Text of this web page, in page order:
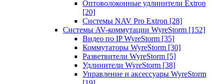
Оптоволоконные удлинители Extron
[20]
Системы NAV Pro Extron [28]
Системы AV-коммутации WyreStorm [152]
Видео по IP WyreStorm [35]
Коммутаторы WyreStorm [30]
Разветвители WyreStorm [5]
Удлинители WyreStorm [38]
Управление и аксессуары WyreStorm